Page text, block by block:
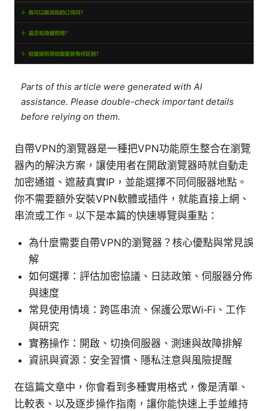
Parts of this article were generated with AI
assistance. Please double-check important details
before relying on them.
自帶VPN的瀏覽器是一種把VPN功能原生整合在瀏覽
器內的解決方案，讓使用者在開啟瀏覽器時就自動走
加密通道、遮蔽真實IP，並能選擇不同伺服器地點。
你不需要額外安裝VPN軟體或插件，就能直接上網、
串流或工作。以下是本篇的快速導覽與重點：
為什麼需要自帶VPN的瀏覽器？核心優點與常見誤
解
如何選擇：評估加密協議、日誌政策、伺服器分佈
與速度
常見使用情境：跨區串流、保護公眾Wi‑Fi、工作
與研究
實務操作：開啟、切換伺服器、測速與故障排解
資訊與資源：安全習慣、隱私注意與風險提醒
在這篇文章中，你會看到多種實用格式，像是清單、
比較表、以及逐步操作指南，讓你能快速上手並維持